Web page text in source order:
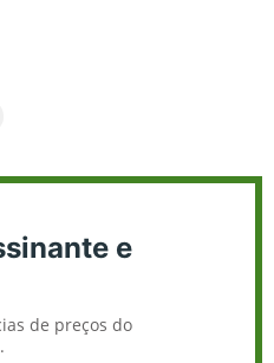
e
de preços do